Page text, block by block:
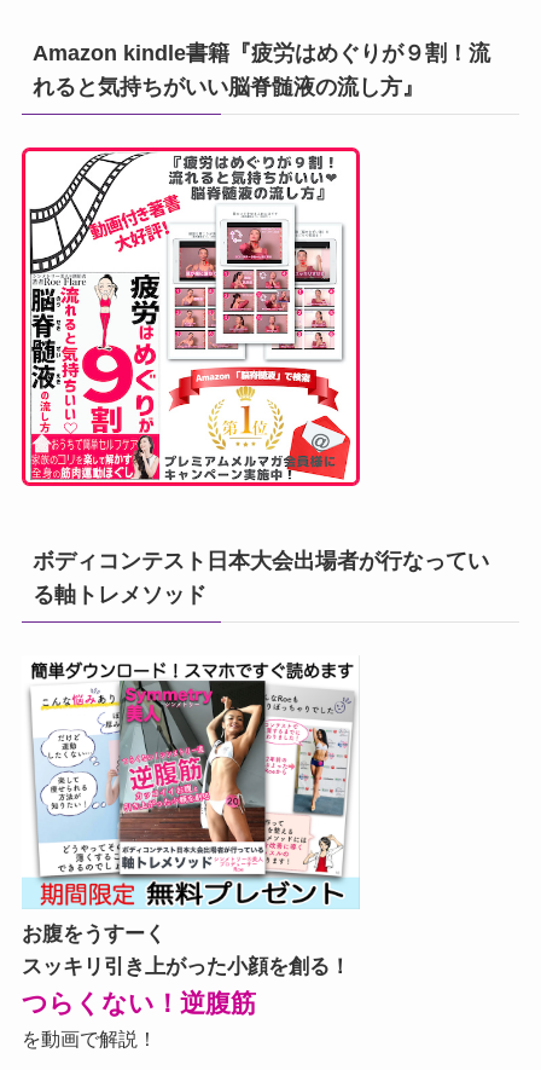
Amazon kindle書籍『疲労はめぐりが９割！流
れると気持ちがいい脳脊髄液の流し方』
ボディコンテスト日本大会出場者が行なってい
る軸トレメソッド
お腹をうすーく
スッキリ引き上がった小顔を創る！
つらくない！逆腹筋
を動画で解説！